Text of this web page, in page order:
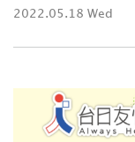
2022.05.18 Wed